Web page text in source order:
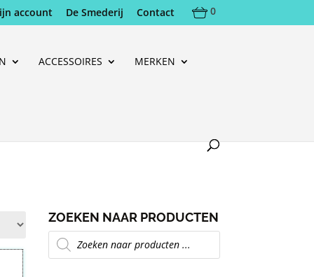
account De Smederij Contact 0
ACCESSOIRES MERKEN
ZOEKEN NAAR PRODUCTEN
Producten
zoeken